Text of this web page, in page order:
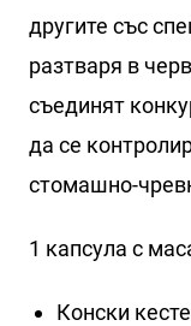
другите със
разтваря в
съединят
да се
стомашно-
1 капсула с
Конски